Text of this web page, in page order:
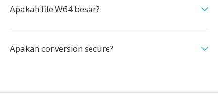
Apakah file W64 besar?
Apakah conversion secure?